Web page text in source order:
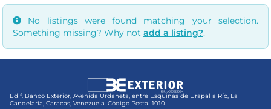
No listings were found matching your selection.
Something missing? Why not add a listing?.
Edif. Banco Exterior, Avenida Urdaneta, entre Esquinas de Urapal a Río, La
Candelaria, Caracas, Venezuela. Código Postal 1010.